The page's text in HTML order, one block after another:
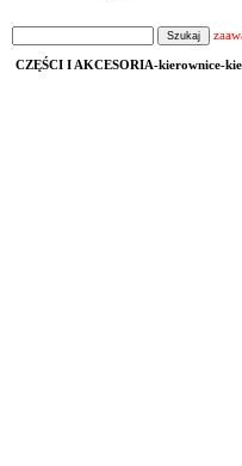
CZĘŚCI I AKCESORIA-kierownice-